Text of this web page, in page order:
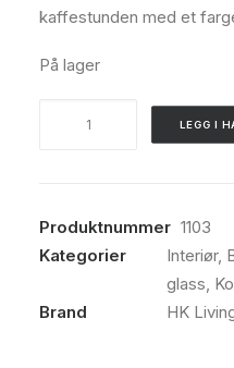
kaffestunden med et
På lager
Sunbeam
antall
LEGG I
Produktnummer 1103
Kategorier
Interiør,
glass,
Brand
HK